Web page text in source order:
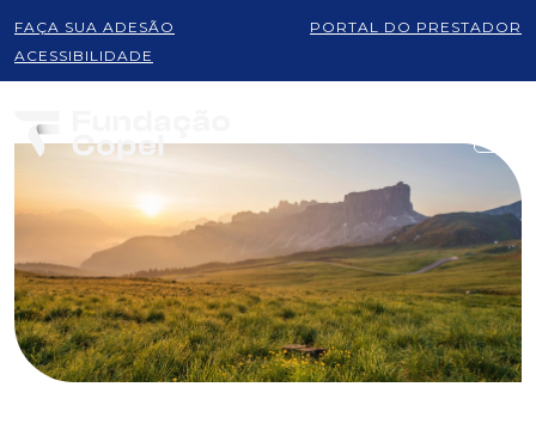
FAÇA SUA ADESÃO
PORTAL DO PRESTADOR
ACESSIBILIDADE